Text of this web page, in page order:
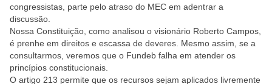
congressistas, parte pelo atraso do MEC em adentrar a
discussão.
Nossa Constituição, como analisou o visionário Roberto Campos,
é prenhe em direitos e escassa de deveres. Mesmo assim, se a
consultarmos, veremos que o Fundeb falha em atender os
princípios constitucionais.
O artigo 213 permite que os recursos sejam aplicados livremente